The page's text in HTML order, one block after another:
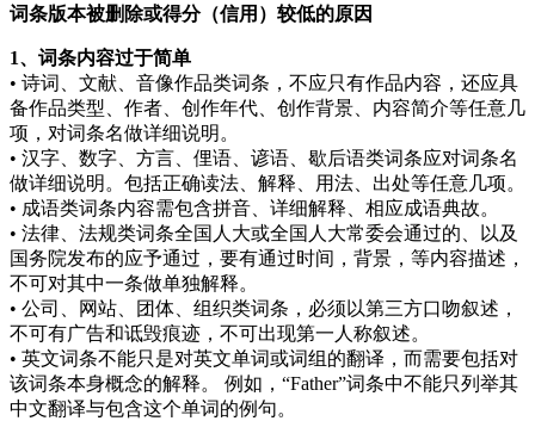
词条版本被删除或得分（信用）较低的原因
1、词条内容过于简单
• 诗词、文献、音像作品类词条，不应只有作品内容，还应具
备作品类型、作者、创作年代、创作背景、内容简介等任意几
项，对词条名做详细说明。
• 汉字、数字、方言、俚语、谚语、歇后语类词条应对词条名
做详细说明。包括正确读法、解释、用法、出处等任意几项。
• 成语类词条内容需包含拼音、详细解释、相应成语典故。
• 法律、法规类词条全国人大或全国人大常委会通过的、以及
国务院发布的应予通过，要有通过时间，背景，等内容描述，
不可对其中一条做单独解释。
• 公司、网站、团体、组织类词条，必须以第三方口吻叙述，
不可有广告和诋毁痕迹，不可出现第一人称叙述。
• 英文词条不能只是对英文单词或词组的翻译，而需要包括对
该词条本身概念的解释。 例如，“Father”词条中不能只列举其
中文翻译与包含这个单词的例句。